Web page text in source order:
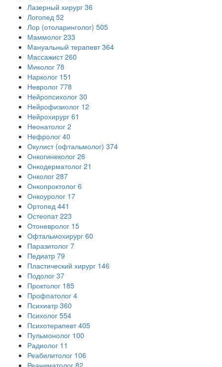
Лазерный хирург 36
Логопед 52
Лор (отоларинголог) 505
Маммолог 233
Мануальный терапевт 364
Массажист 260
Миколог 78
Нарколог 151
Невролог 778
Нейропсихолог 30
Нейрофизиолог 12
Нейрохирург 61
Неонатолог 2
Нефролог 40
Окулист (офтальмолог) 374
Онкогинеколог 26
Онкодерматолог 21
Онколог 287
Онкопроктолог 6
Онкоуролог 17
Ортопед 441
Остеопат 223
Отоневролог 15
Офтальмохирург 60
Паразитолог 7
Педиатр 79
Пластический хирург 146
Подолог 37
Проктолог 185
Профпатолог 4
Психиатр 360
Психолог 554
Психотерапевт 405
Пульмонолог 100
Радиолог 11
Реабилитолог 106
Реаниматолог 82